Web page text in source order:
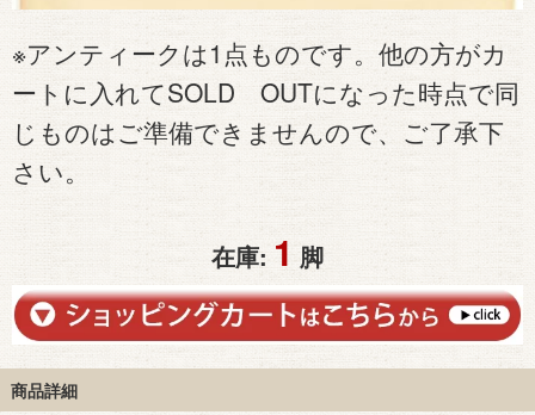
※アンティークは1点ものです。他の方がカ
ートに入れてSOLD OUTになった時点で同
じものはご準備できませんので、ご了承下
さい。
在庫: 1 脚
商品詳細